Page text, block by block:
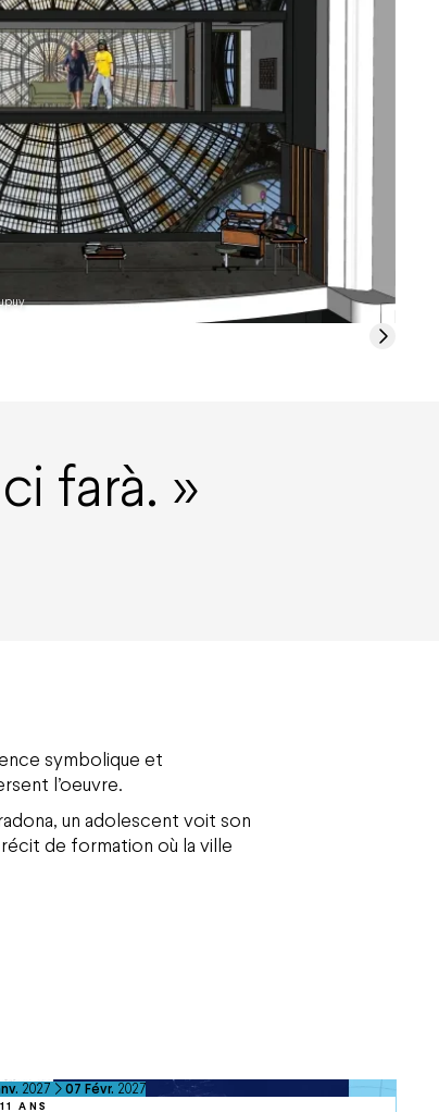
farà.
symbolique et
l’oeuvre.
un adolescent voit son
de formation où la ville
ANS
2027 au
07 février
Févr. 2027